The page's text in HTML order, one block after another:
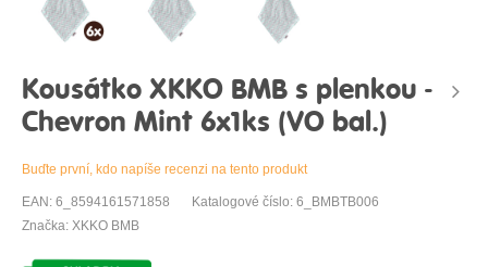
Kousátko XKKO BMB s plenkou -
Chevron Mint 6x1ks (VO bal.)
Buďte první, kdo napíše recenzi na tento produkt
EAN: 6_8594161571858
Katalogové číslo: 6_BMBTB006
Značka: XKKO BMB